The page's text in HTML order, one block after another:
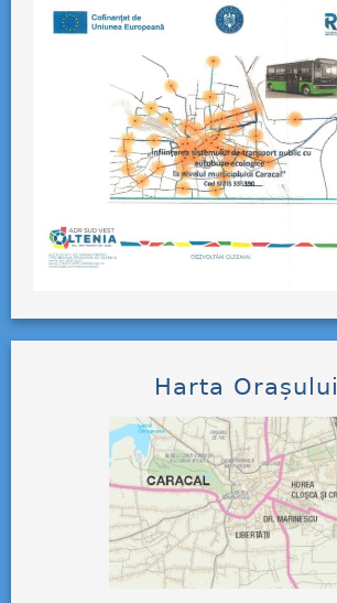
Harta Orașului